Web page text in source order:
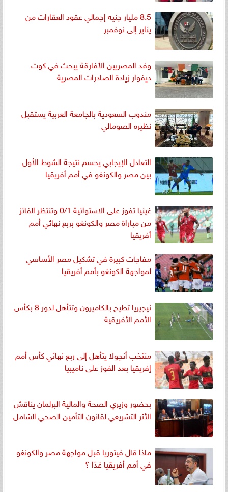
8.5 مليار جنيه إجمالي عقود العقارات من
يناير إلى نوفمبر
وفد المصريين الأفارقة يبحث في كوت
ديفوار زيادة الصادرات المصرية
مندوب السعودية بالجامعة العربية يستقبل
نظيره الصومالي
التعادل الإيجابي يحسم نتيجة الشوط الأول
بين مصر والكونغو في أمم أفريقيا
غينيا تفوز على الاستوائية 0/1 وتنتظر الفائز
من مباراة مصر والكونغو بربع نهائي أمم
أفريقيا
مفاجآت كبيرة في تشكيل مصر الأساسي
لمواجهة الكونغو بأمم أفريقيا
نيجيريا تطيح بالكاميرون وتتأهل لدور 8 بكأس
الأمم الأفريقية
منتخب أنجولا يتأهل إلى ربع نهائي كأس أمم
إفريقيا بعد الفوز على ناميبيا
بحضور وزيري الصحة والمالية البرلمان يناقش
الأثر التشريعي لقانون التأمين الصحي الشامل
ماذا قال فيتوريا قبل مواجهة مصر والكونغو
في أمم أفريقيا غدًا ؟